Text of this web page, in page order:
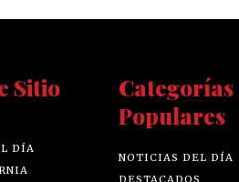
Sitio
DÍA
Categorías
Populares
NOTICIAS DEL DÍA